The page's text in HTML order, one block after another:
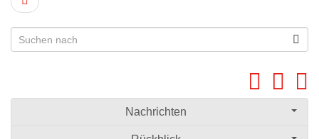
Nachrichten